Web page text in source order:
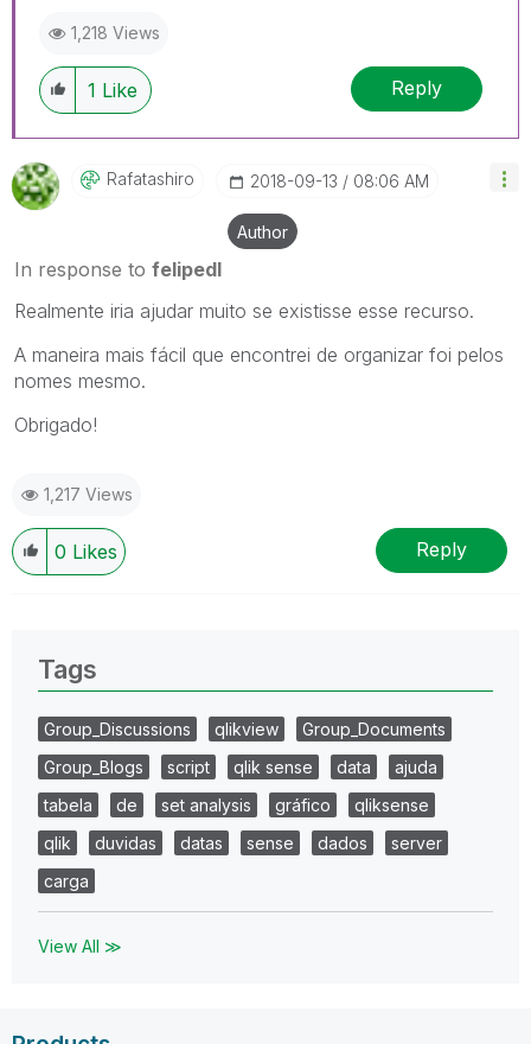
1,218 Views
1 Like Reply
Rafatashiro ‎2018-09-13 08:06 AM
Author
In response to felipedl
Realmente iria ajudar muito se existisse esse recurso.
A maneira mais fácil que encontrei de organizar foi pelos
nomes mesmo.
Obrigado!
1,217 Views
0 Likes Reply
Tags
Group_Discussions qlikview
Group_Documents
Group_Blogs
script qlik sense data
ajuda
tabela
de set analysis gráfico
qliksense
qlik
duvidas datas sense dados
server
carga
View All ≫